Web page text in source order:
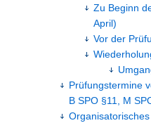
Zu Beginn
April)
Vor der
Prüfungstermine
B SPO §11, M